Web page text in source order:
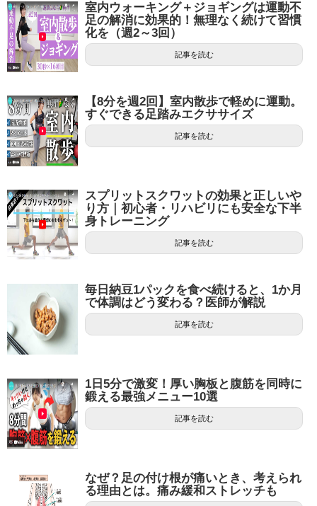
室内ウォーキング＋ジョギングは運動不
足の解消に効果的！無理なく続けて習慣
化を（週2～3回）
記事を読む
【8分を週2回】室内散歩で軽めに運動。
すぐできる足踏みエクササイズ
記事を読む
スプリットスクワットの効果と正しいや
り方｜初心者・リハビリにも安全な下半
身トレーニング
記事を読む
毎日納豆1パックを食べ続けると、1か月
で体調はどう変わる？医師が解説
記事を読む
1日5分で激変！厚い胸板と腹筋を同時に
鍛える最強メニュー10選
記事を読む
なぜ？足の付け根が痛いとき、考えられ
る理由とは。痛み緩和ストレッチも